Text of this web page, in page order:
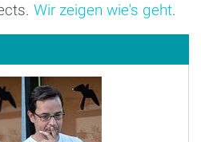
Wir zeigen wie's geht.